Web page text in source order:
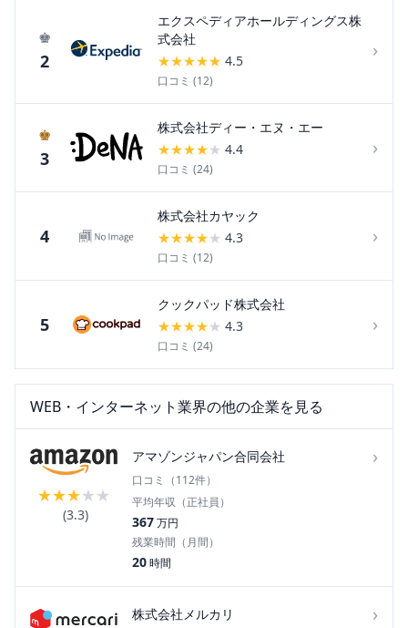
♚
2
エクスペディアホールディングス株
式会社
★★★★★ 4.5
口コミ (12)
›
♚
3
株式会社ディー・エヌ・エー
★★★★★ 4.4
口コミ (24)
›
4
株式会社カヤック
★★★★★ 4.3
口コミ (12)
›
5
クックパッド株式会社
★★★★★ 4.3
口コミ (24)
›
WEB・インターネット業界の他の企業を見る
★★★★★
(3.3)
アマゾンジャパン合同会社 ›
口コミ（112件）
平均年収（正社員）
367万円
残業時間（月間）
20時間
株式会社メルカリ ›